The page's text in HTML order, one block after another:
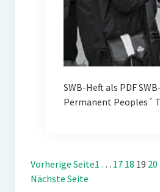
SWB-Heft als PDF
Permanent Peoples´
Vorherige Seite1 … 17 18 19 20
Nächste Seite